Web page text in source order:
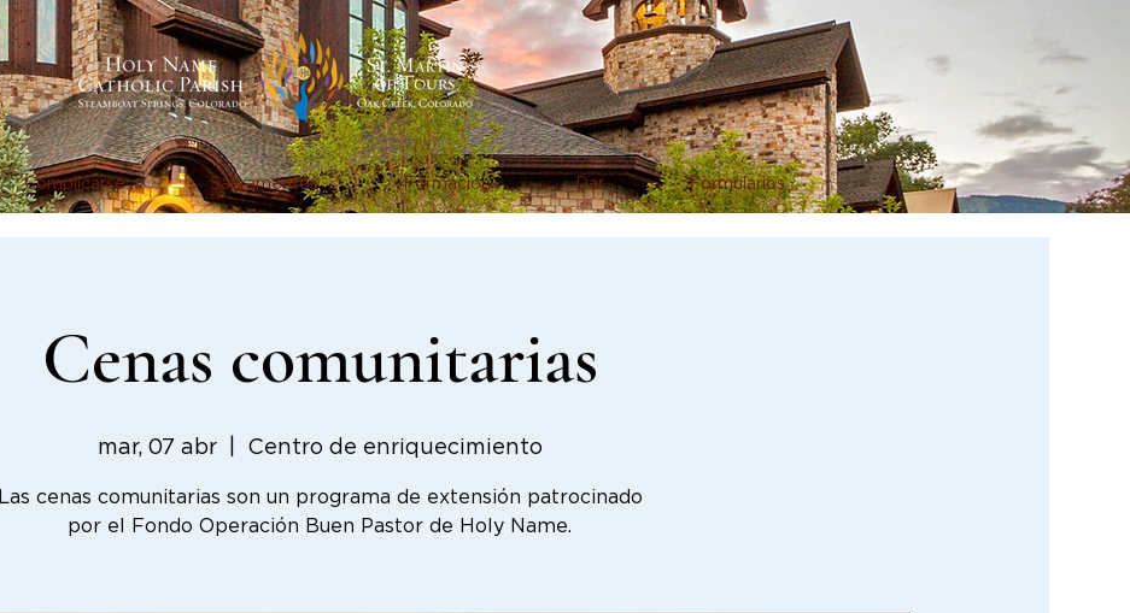
Complicarse Sacramentos Formación Dar Formularios
Cenas comunitarias
mar, 07 abr
  |
Centro de enriquecimiento
Las cenas comunitarias son un programa de extensión patrocinado
por el Fondo Operación Buen Pastor de Holy Name.